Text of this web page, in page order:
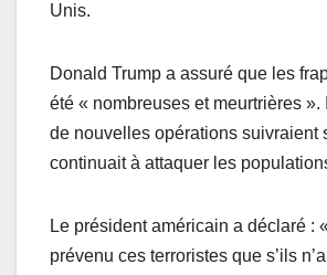
Unis.
Donald Trump a assuré que les
été « nombreuses et meurtrières ».
de nouvelles opérations suivraient
continuait à attaquer les
Le président américain a déclaré :
prévenu ces terroristes que s’ils